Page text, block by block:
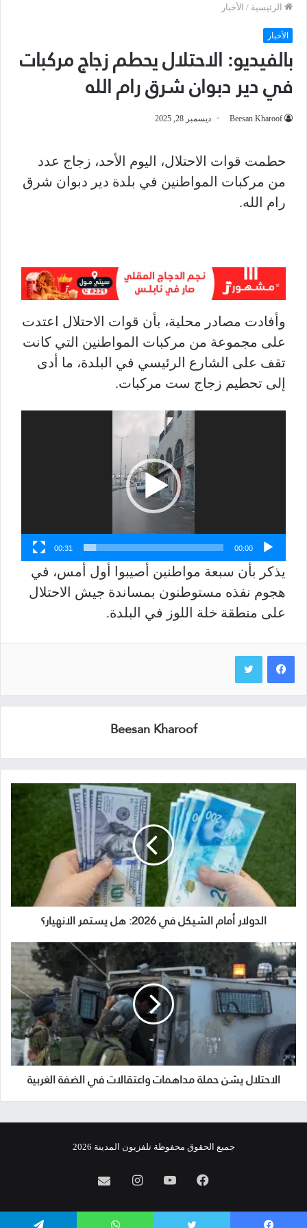
الرئيسية / الأخبار
الأخبار
بالفيديو: الاحتلال يحطم زجاج مركبات
في دير دبوان شرق رام الله
Beesan Kharoof ديسمبر 28, 2025
حطمت قوات الاحتلال، اليوم الأحد، زجاج عدد
من مركبات المواطنين في بلدة دير دبوان شرق
رام الله.
وأفادت مصادر محلية، بأن قوات الاحتلال اعتدت
على مجموعة من مركبات المواطنين التي كانت
تقف على الشارع الرئيسي في البلدة، ما أدى
إلى تحطيم زجاج ست مركبات.
00:00
00:31
يذكر بأن سبعة مواطنين أصيبوا أول أمس، في
هجوم نفذه مستوطنون بمساندة جيش الاحتلال
على منطقة خلة اللوز في البلدة.
Beesan Kharoof
الدولار أمام الشيكل في 2026: هل يستمر الانهيار؟
الاحتلال يشن حملة مداهمات واعتقالات في الضفة الغربية
جميع الحقوق محفوظة تلفزيون المدينة 2026
فيسبوكيوتيوبانستقرامinfo@almadina.tv